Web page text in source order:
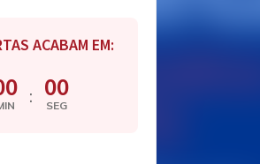
ACABAM EM:
: 00
SEG